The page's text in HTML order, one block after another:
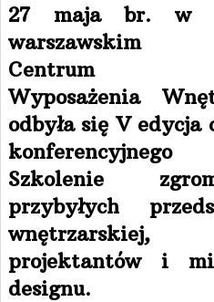
27 maja br. w
warszawskim
Centrum
Wyposażenia
odbyła się V
Szkolenie
przybyłych
projektantów i
designu.